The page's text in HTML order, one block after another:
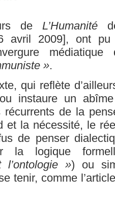
deL’Humanité
avril 2009], ont pu
médiatique
».
qui reflète
instaure un
récurrents de la
et la nécessité, le
de penser
la logique
l’ontologie ») ou
tenir, comme